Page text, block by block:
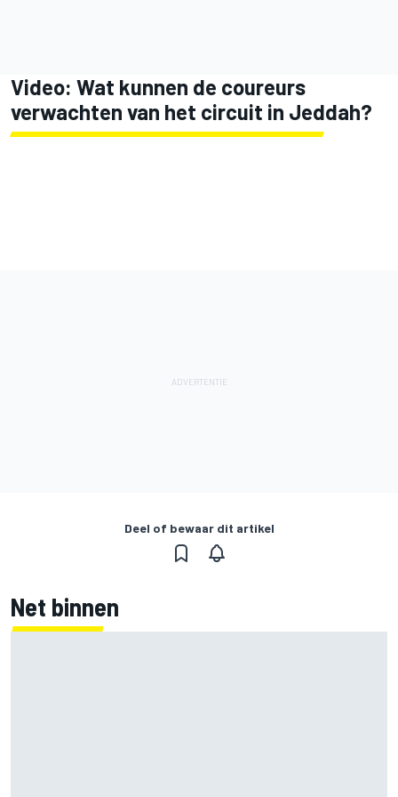
Video: Wat kunnen de coureurs
verwachten van het circuit in Jeddah?
Deel of bewaar dit artikel
Net binnen